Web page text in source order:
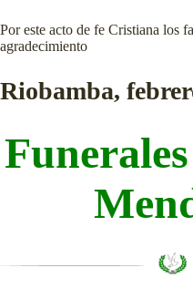
Por este acto de fe Cristiana los
agradecimiento
Riobamba,